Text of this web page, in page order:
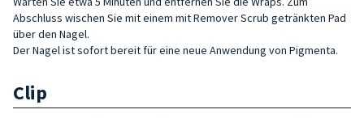
Abschluss wischen Sie mit einem mit Remover Scrub getränkten Pad
über den Nagel.
Der Nagel ist sofort bereit für eine neue Anwendung von Pigmenta.
Clip